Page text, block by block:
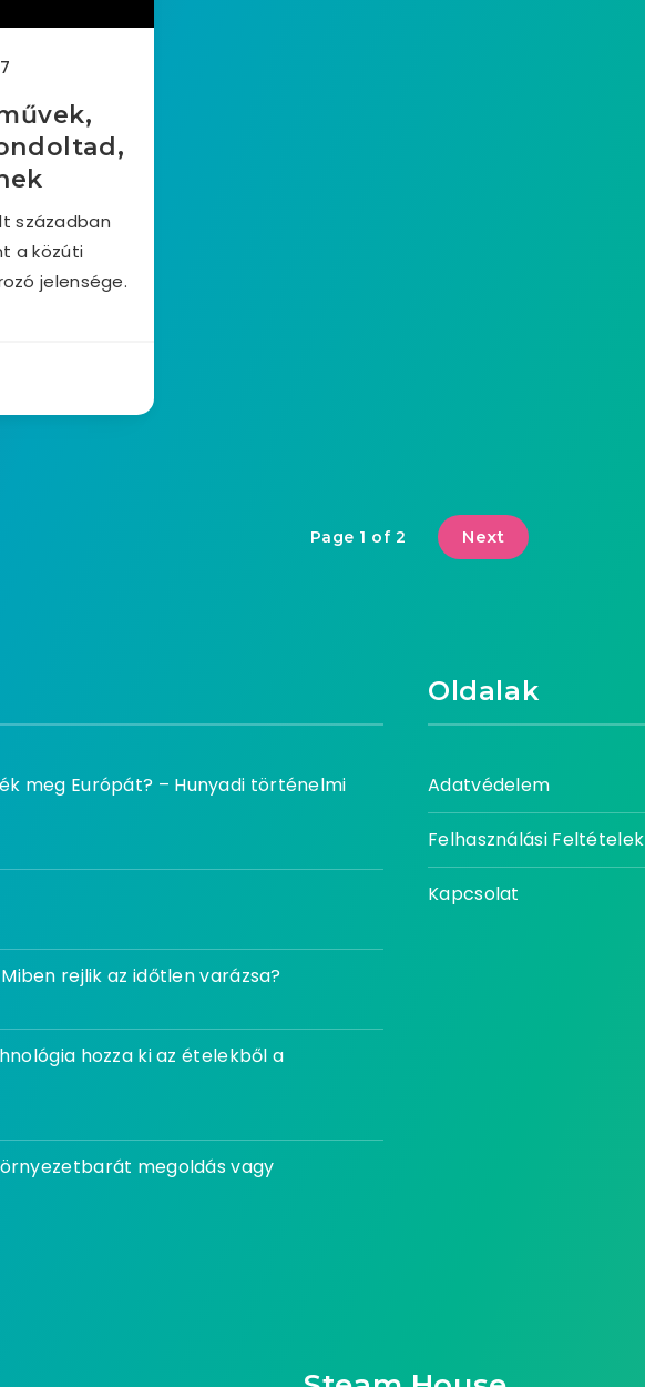
században
a közúti
jelensége.
Page 1 of 2 Next
meg Európát? – Hunyadi történelmi
rejlik az időtlen varázsa?
hozza ki az ételekből a
megoldás vagy
Oldalak
Adatvédelem
Felhasználási Feltételek
Kapcsolat